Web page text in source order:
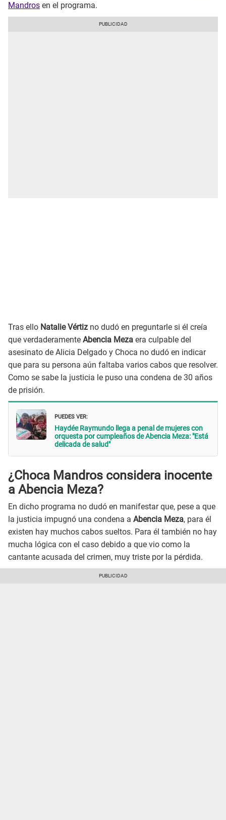
Mandros en el programa.
Tras ello Natalie Vértiz no dudó en preguntarle si él creía
que verdaderamente Abencia Meza era culpable del
asesinato de Alicia Delgado y Choca no dudó en indicar
que para su persona aún faltaba varios cabos que resolver.
Como se sabe la justicia le puso una condena de 30 años
de prisión.
PUEDES VER:
Haydée Raymundo llega a penal de mujeres con
orquesta por cumpleaños de Abencia Meza: "Está
delicada de salud"
¿Choca Mandros considera inocente
a Abencia Meza?
En dicho programa no dudó en manifestar que, pese a que
la justicia impugnó una condena a Abencia Meza, para él
existen hay muchos cabos sueltos. Para él también no hay
mucha lógica con el caso debido a que vio como la
cantante acusada del crimen, muy triste por la pérdida.